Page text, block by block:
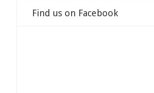
Find us on Facebook